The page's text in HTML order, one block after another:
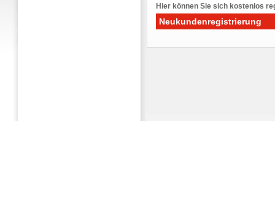
Hier können Sie sich kostenlos
Neukundenregistrierung